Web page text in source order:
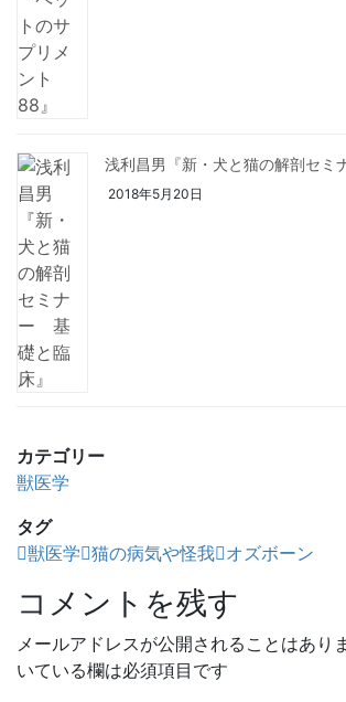
浅利昌男『新・犬と猫の解剖セミ
2018年5月20日
カテゴリー
獣医学
タグ
獣医学 猫の病気や怪我 オズボーン
コメントを残す
メールアドレスが公開されることはあり
いている欄は必須項目です